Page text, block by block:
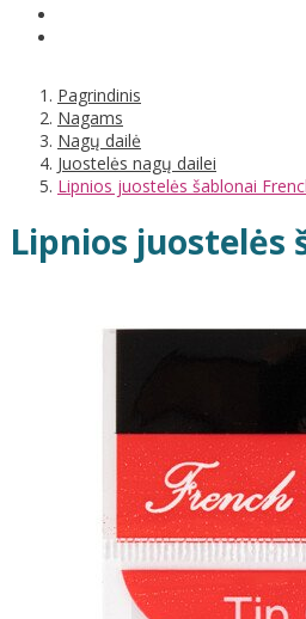
Pagrindinis
Nagams
Nagų dailė
Juostelės nagų dailei
Lipnios juostelės šablonai
Lipnios juostelės